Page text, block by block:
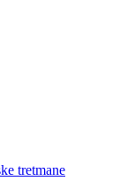
tretmane